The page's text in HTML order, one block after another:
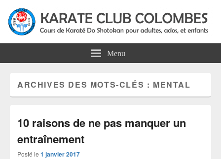
Karate Club Colombes
Menu
ARCHIVES DES MOTS-CLÉS : MENTAL
10 raisons de ne pas manquer un
entraînement
Posté le 1 janvier 2017